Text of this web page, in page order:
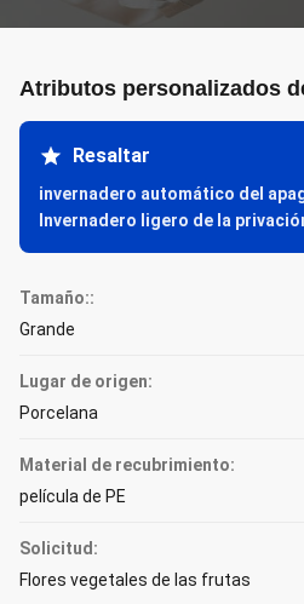
Atributos personalizados
Resaltar
invernadero automático del
Invernadero ligero de la
Tamaño::
Grande
Lugar de origen:
Porcelana
Material de recubrimiento:
película de PE
Solicitud:
Flores vegetales de las frutas